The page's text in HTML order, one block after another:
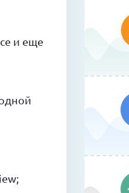
и еще